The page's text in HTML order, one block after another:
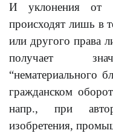
И уклонения от
происходят лишь в
или другого права
получает
“нематериального
гражданском
напр., при
изобретения,